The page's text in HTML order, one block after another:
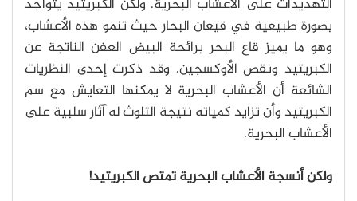
التهديدات على الأعشاب البحرية. ولكن الكبريتيد يتواجد
بصورة طبيعية في قيعان البحار حيث تنمو هذه الأعشاب،
وهو ما يميز قاع البحر برائحة البيض العفن الناتجة عن
الكبريتيد ونقص الأوكسجين. وقد ذكرت إحدى النظريات
الشائعة أن الأعشاب البحرية لا يمكنها التعايش مع سم
الكبريتيد وأن تزايد كمياته نتيجة التلوث له آثار سلبية على
الأعشاب البحرية.
ولكن أنسجة الأعشاب البحرية تمتص الكبريتيد!